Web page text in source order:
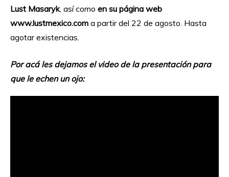
Lust Masaryk, así como en su página web
www.lustmexico.com a partir del 22 de agosto. Hasta
agotar existencias.
Por acá les dejamos el video de la presentación para
que le echen un ojo: